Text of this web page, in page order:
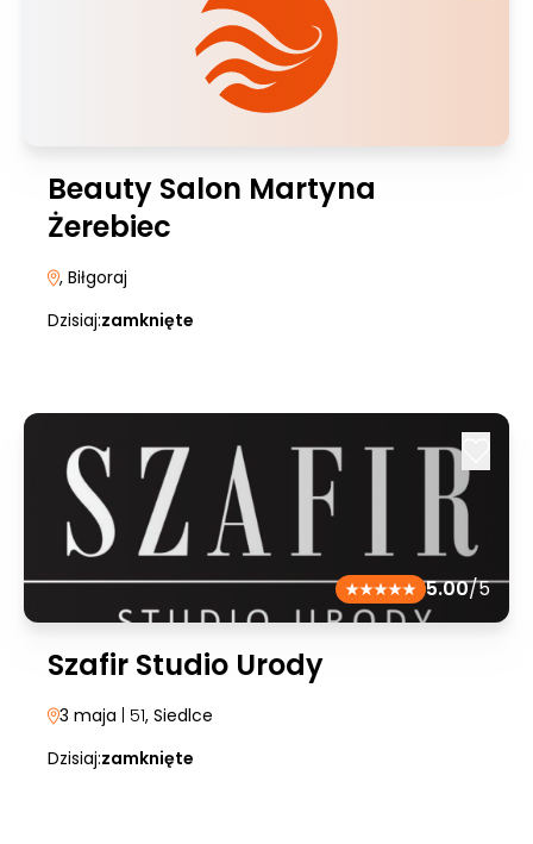
Beauty Salon Martyna
Żerebiec
, Biłgoraj
Dzisiaj:zamknięte
5.00/5
Szafir Studio Urody
3 maja | 51, Siedlce
Dzisiaj:zamknięte